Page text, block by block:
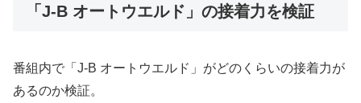
「J-B オートウエルド」の接着力を検証
番組内で「J-B オートウエルド」がどのくらいの接着力が
あるのか検証。